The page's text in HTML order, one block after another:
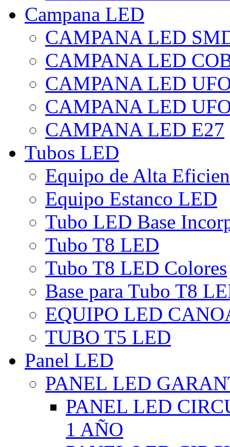
Campana LED
CAMPANA LED
CAMPANA LED
CAMPANA LED
CAMPANA LED
CAMPANA LED E27
Tubos LED
Equipo de Alta
Equipo Estanco LED
Tubo LED Base
Tubo T8 LED
Tubo T8 LED Colores
Base para Tubo T8
EQUIPO LED
TUBO T5 LED
Panel LED
PANEL LED
PANEL LED
1 AÑO